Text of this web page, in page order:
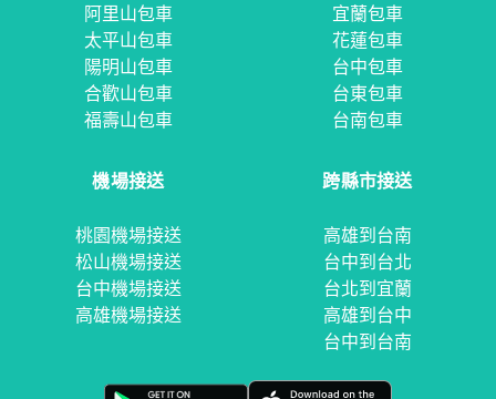
阿里山包車
太平山包車
陽明山包車
合歡山包車
福壽山包車
宜蘭包車
花蓮包車
台中包車
台東包車
台南包車
機場接送
桃園機場接送
松山機場接送
台中機場接送
高雄機場接送
跨縣市接送
高雄到台南
台中到台北
台北到宜蘭
高雄到台中
台中到台南